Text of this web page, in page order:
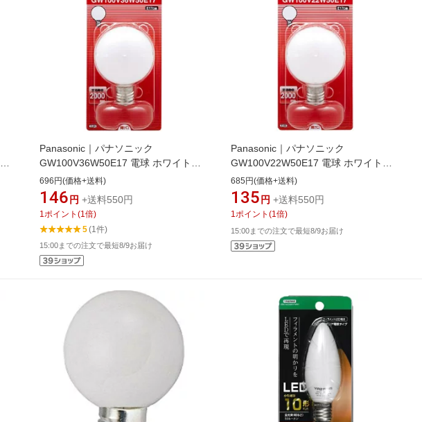
Panasonic｜パナソニック
GW100V36W50E17 電球 ホワイト
[E17 /ボール電球形 /1個]
[GW100V36W50E17]
696円(価格+送料)
146 円 +送料550円
1 ポイント (1 倍)
5(1件)
15:00までの注文で最短8/9お届け
Panasonic｜パナソニック
GW100V22W50E17 電球 ホワイト
[E17 /ボール電球形 /1個]
[GW100V22W50E17]
685円(価格+送料)
135 円 +送料550円
1 ポイント (1 倍)
15:00までの注文で最短8/9お届け